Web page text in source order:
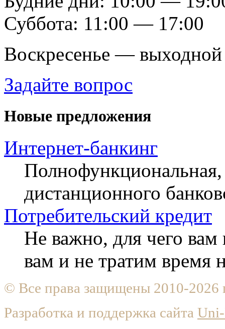
Суббота: 11:00 — 17:00
Воскресенье — выходной
Задайте вопрос
Новые предложения
Интернет-банкинг
Полнофункциональная,
дистанционного
Потребительский кредит
Не важно, для чего
вам и не тратим время
© Все права защищены 2010-
Разработка и поддержка сайта